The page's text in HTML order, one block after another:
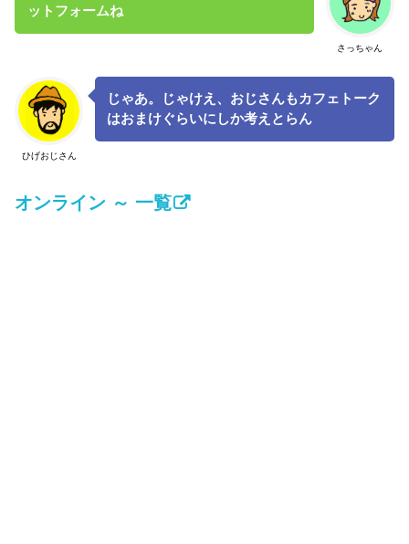
さっちゃん
ットフォームね
ひげおじさん
じゃあ。じゃけえ、おじさんもカフェトーク
はおまけぐらいにしか考えとらん
オンライン ～ 一覧